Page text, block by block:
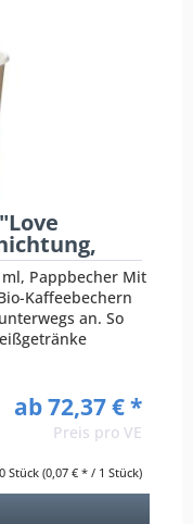
Pappbecher Mit
Kaffeebechern
an. So
ab 72,37 € *
Preis pro VE
Stück(0,07 € * / 1 Stück)